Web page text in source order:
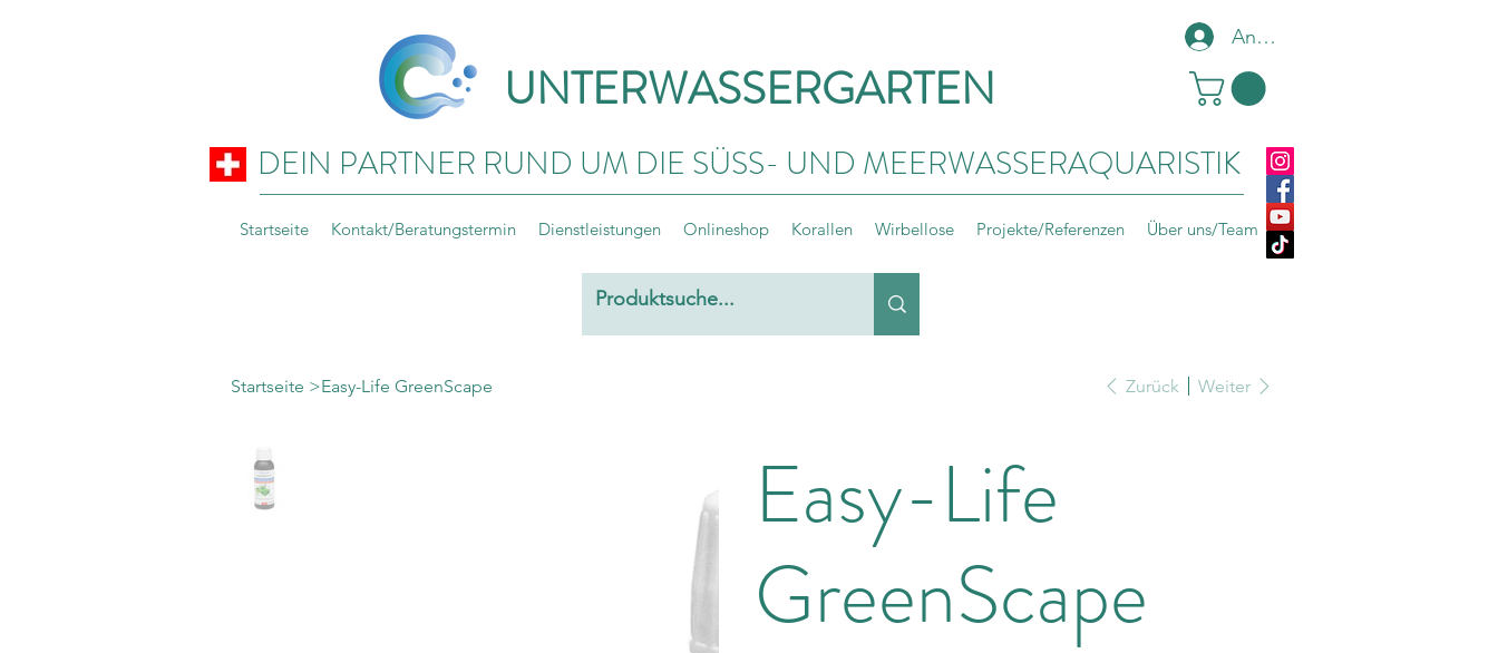
UNTERWASSERGARTEN
Anmelden
DEIN PARTNER RUND UM DIE SÜSS- UND MEERWASSERAQUARISTIK
Startseite Kontakt/Beratungstermin Dienstleistungen Onlineshop Korallen Wirbellose Projekte/Referenzen Über uns/Team
Startseite >Easy-Life GreenScape Zurück Weiter
Easy-Life
GreenScape